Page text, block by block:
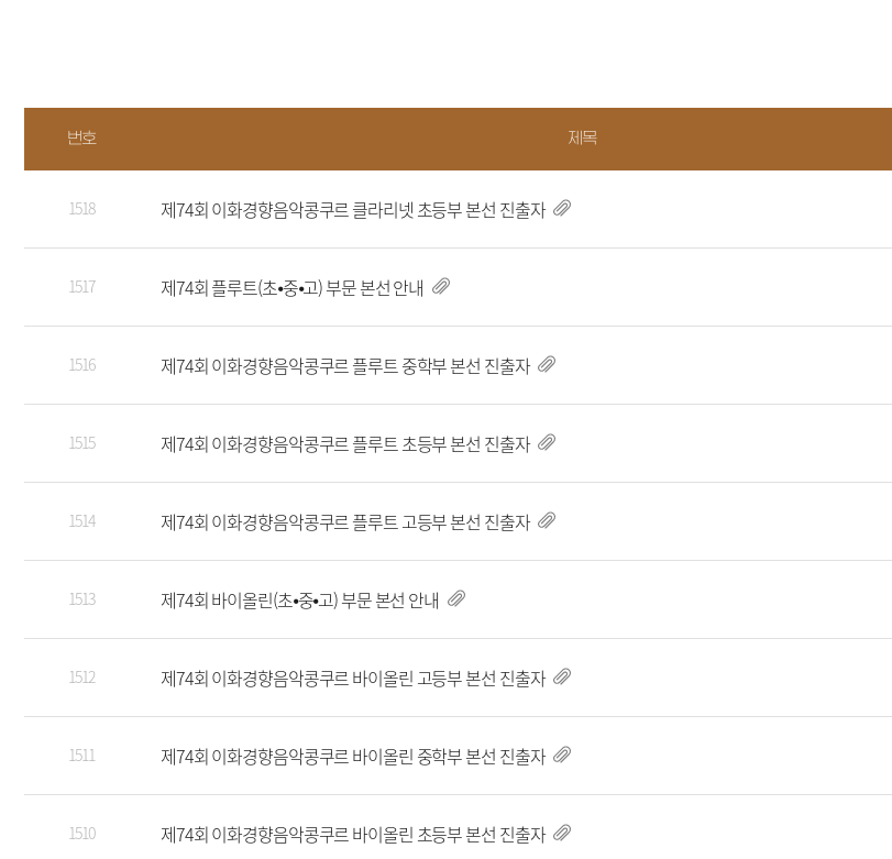
번호 제목
1518 제74회 이화경향음악콩쿠르 클라리넷 초등부 본선 진출자
1517 제74회 플루트(초⦁중⦁고) 부문 본선 안내
1516 제74회 이화경향음악콩쿠르 플루트 중학부 본선 진출자
1515 제74회 이화경향음악콩쿠르 플루트 초등부 본선 진출자
1514 제74회 이화경향음악콩쿠르 플루트 고등부 본선 진출자
1513 제74회 바이올린(초⦁중⦁고) 부문 본선 안내
1512 제74회 이화경향음악콩쿠르 바이올린 고등부 본선 진출자
1511 제74회 이화경향음악콩쿠르 바이올린 중학부 본선 진출자
1510 제74회 이화경향음악콩쿠르 바이올린 초등부 본선 진출자